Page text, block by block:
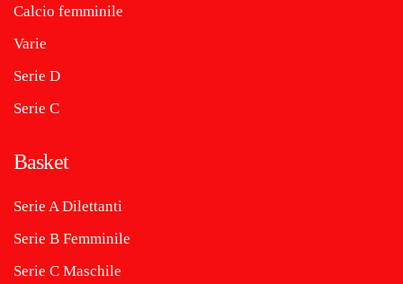
Calcio femminile
Varie
Serie D
Serie C
Basket
Serie A Dilettanti
Serie B Femminile
Serie C Maschile